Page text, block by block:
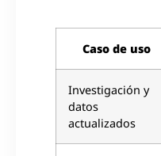
Caso de uso
Investigación y
datos
actualizados